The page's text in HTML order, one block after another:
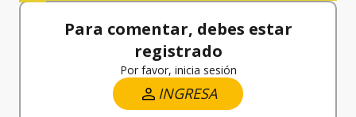
Para comentar, debes estar
registrado
Por favor, inicia sesión
INGRESA